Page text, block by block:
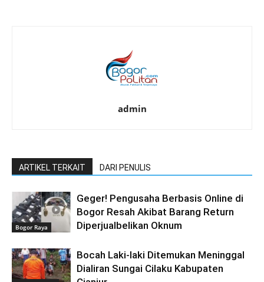
admin
ARTIKEL TERKAIT DARI PENULIS
Bogor Raya
Geger! Pengusaha Berbasis Online di
Bogor Resah Akibat Barang Return
Diperjualbelikan Oknum
Bocah Laki-laki Ditemukan Meninggal
Dialiran Sungai Cilaku Kabupaten